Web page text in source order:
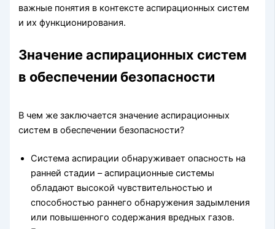
важные понятия в контексте аспирационных систем
и их функционирования.
Значение аспирационных систем
в обеспечении безопасности
В чем же заключается значение аспирационных
систем в обеспечении безопасности?
Система аспирации обнаруживает опасность на
ранней стадии – аспирационные системы
обладают высокой чувствительностью и
способностью раннего обнаружения задымления
или повышенного содержания вредных газов.